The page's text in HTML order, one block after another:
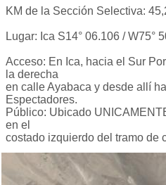
KM de la Sección Selectiva:
Lugar: Ica S14° 06.106 / W75°
Acceso: En Ica, hacia el Sur
la derecha
en calle Ayabaca y desde allí
Espectadores.
Público: Ubicado
en el
costado izquierdo del tramo de